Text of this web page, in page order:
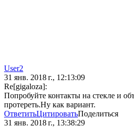
User2
31 янв. 2018 г., 12:13:09
Re[gigaloza]:
Попробуйте контакты на стекле и
протереть.Ну как вариант.
ОтветитьЦитироватьПоделиться
31 янв. 2018 г., 13:38:29